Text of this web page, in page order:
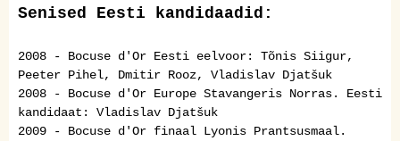
Senised Eesti kandidaadid:
2008 - Bocuse d'Or Eesti eelvoor: Tõnis Siigur,
Peeter Pihel, Dmitir Rooz, Vladislav Djatšuk
2008 - Bocuse d'Or Europe Stavangeris Norras. Eesti
kandidaat: Vladislav Djatšuk
2009 - Bocuse d'Or finaal Lyonis Prantsusmaal.